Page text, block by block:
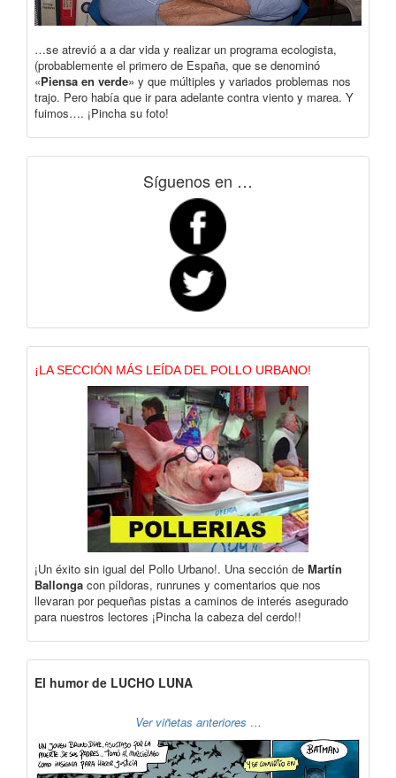
…se atrevió a a dar vida y realizar un programa ecologista,
(probablemente el primero de España, que se denominó
«Piensa en verde» y que múltiples y variados problemas nos
trajo. Pero había que ir para adelante contra viento y marea. Y
fuimos…. ¡Pincha su foto!
Síguenos en …
¡LA SECCIÓN MÁS LEÍDA DEL POLLO URBANO!
¡Un éxito sin igual del Pollo Urbano!. Una sección de Martín
Ballonga con píldoras, runrunes y comentarios que nos
llevaran por pequeñas pistas a caminos de interés asegurado
para nuestros lectores ¡Pincha la cabeza del cerdo!!
El humor de LUCHO LUNA
Ver viñetas anteriores …